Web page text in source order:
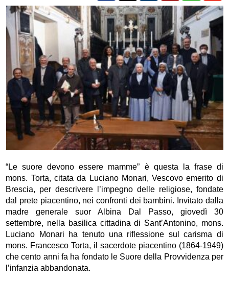
“Le suore devono essere mamme” è questa la frase di
mons. Torta, citata da Luciano Monari, Vescovo emerito di
Brescia, per descrivere l’impegno delle religiose, fondate
dal prete piacentino, nei confronti dei bambini. Invitato dalla
madre generale suor Albina Dal Passo, giovedì 30
settembre, nella basilica cittadina di Sant’Antonino, mons.
Luciano Monari ha tenuto una riflessione sul carisma di
mons. Francesco Torta, il sacerdote piacentino (1864-1949)
che cento anni fa ha fondato le Suore della Provvidenza per
l’infanzia abbandonata.